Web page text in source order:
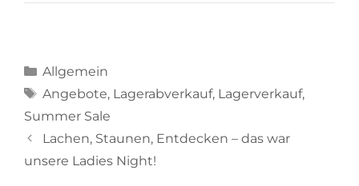
Allgemein
Angebote, Lagerabverkauf, Lagerverkauf,
Summer Sale
Lachen, Staunen, Entdecken – das war
unsere Ladies Night!